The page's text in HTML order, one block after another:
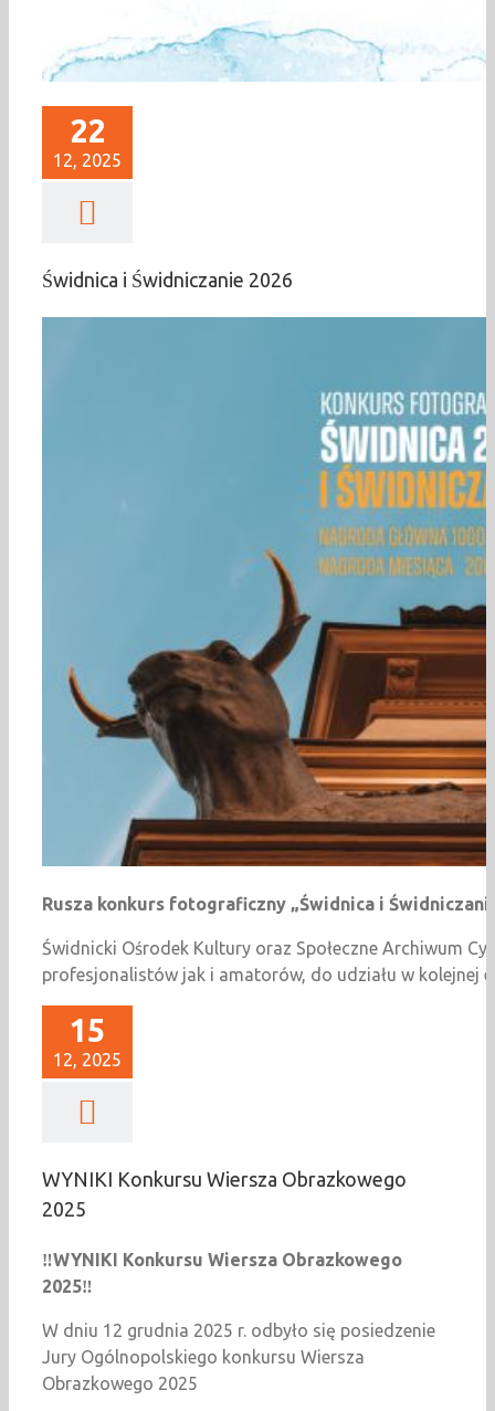
22
12, 2025
Świdnica i Świdniczanie 2026
Rusza konkurs fotograficzny „Świdnica i
Świdnicki Ośrodek Kultury oraz Społeczne Archiwum
profesjonalistów jak i amatorów, do udziału w kolejnej
15
12, 2025
WYNIKI Konkursu Wiersza Obrazkowego
2025
‼️WYNIKI Konkursu Wiersza Obrazkowego
2025‼️
W dniu 12 grudnia 2025 r. odbyło się posiedzenie
Jury Ogólnopolskiego konkursu Wiersza
Obrazkowego 2025